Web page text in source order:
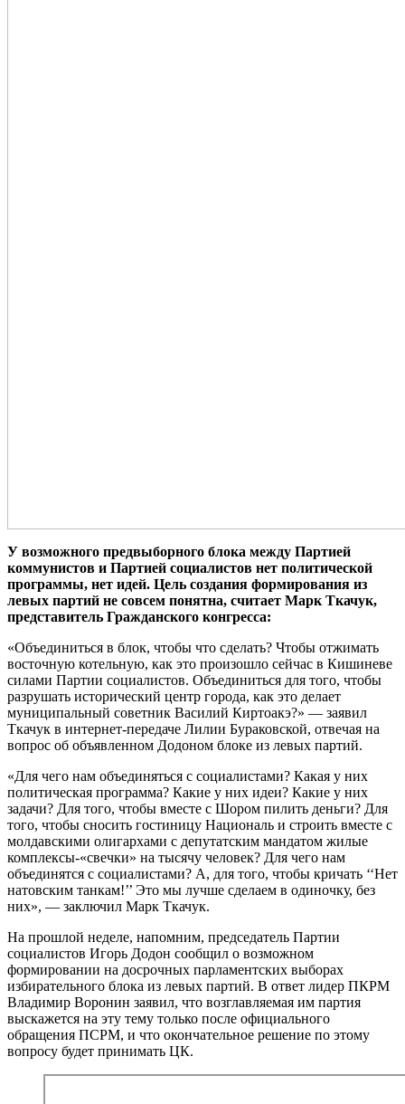
У возможного предвыборного блока между Партией
коммунистов и Партией социалистов нет политической
программы, нет идей. Цель создания формирования из
левых партий не совсем понятна, считает Марк Ткачук,
представитель Гражданского конгресса:
«Объединиться в блок, чтобы что сделать? Чтобы отжимать
восточную котельную, как это произошло сейчас в Кишиневе
силами Партии социалистов. Объединиться для того, чтобы
разрушать исторический центр города, как это делает
муниципальный советник Василий Киртоакэ?» — заявил
Ткачук в интернет-передаче Лилии Бураковской, отвечая на
вопрос об объявленном Додоном блоке из левых партий.
«Для чего нам объединяться с социалистами? Какая у них
политическая программа? Какие у них идеи? Какие у них
задачи? Для того, чтобы вместе с Шором пилить деньги? Для
того, чтобы сносить гостиницу Националь и строить вместе с
молдавскими олигархами с депутатским мандатом жилые
комплексы-«свечки» на тысячу человек? Для чего нам
объединятся с социалистами? А, для того, чтобы кричать ‘‘Нет
натовским танкам!’’ Это мы лучше сделаем в одиночку, без
них», — заключил Марк Ткачук.
На прошлой неделе, напомним, председатель Партии
социалистов Игорь Додон сообщил о возможном
формировании на досрочных парламентских выборах
избирательного блока из левых партий. В ответ лидер ПКРМ
Владимир Воронин заявил, что возглавляемая им партия
выскажется на эту тему только после официального
обращения ПСРМ, и что окончательное решение по этому
вопросу будет принимать ЦК.